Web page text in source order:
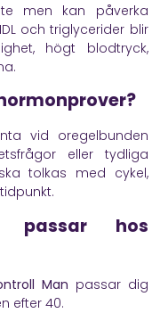
men kan påverka
och triglycerider blir
högt blodtryck,
vid oregelbunden
eller tydliga
tolkas med cykel,
passar hos
Man passar dig
efter 40.